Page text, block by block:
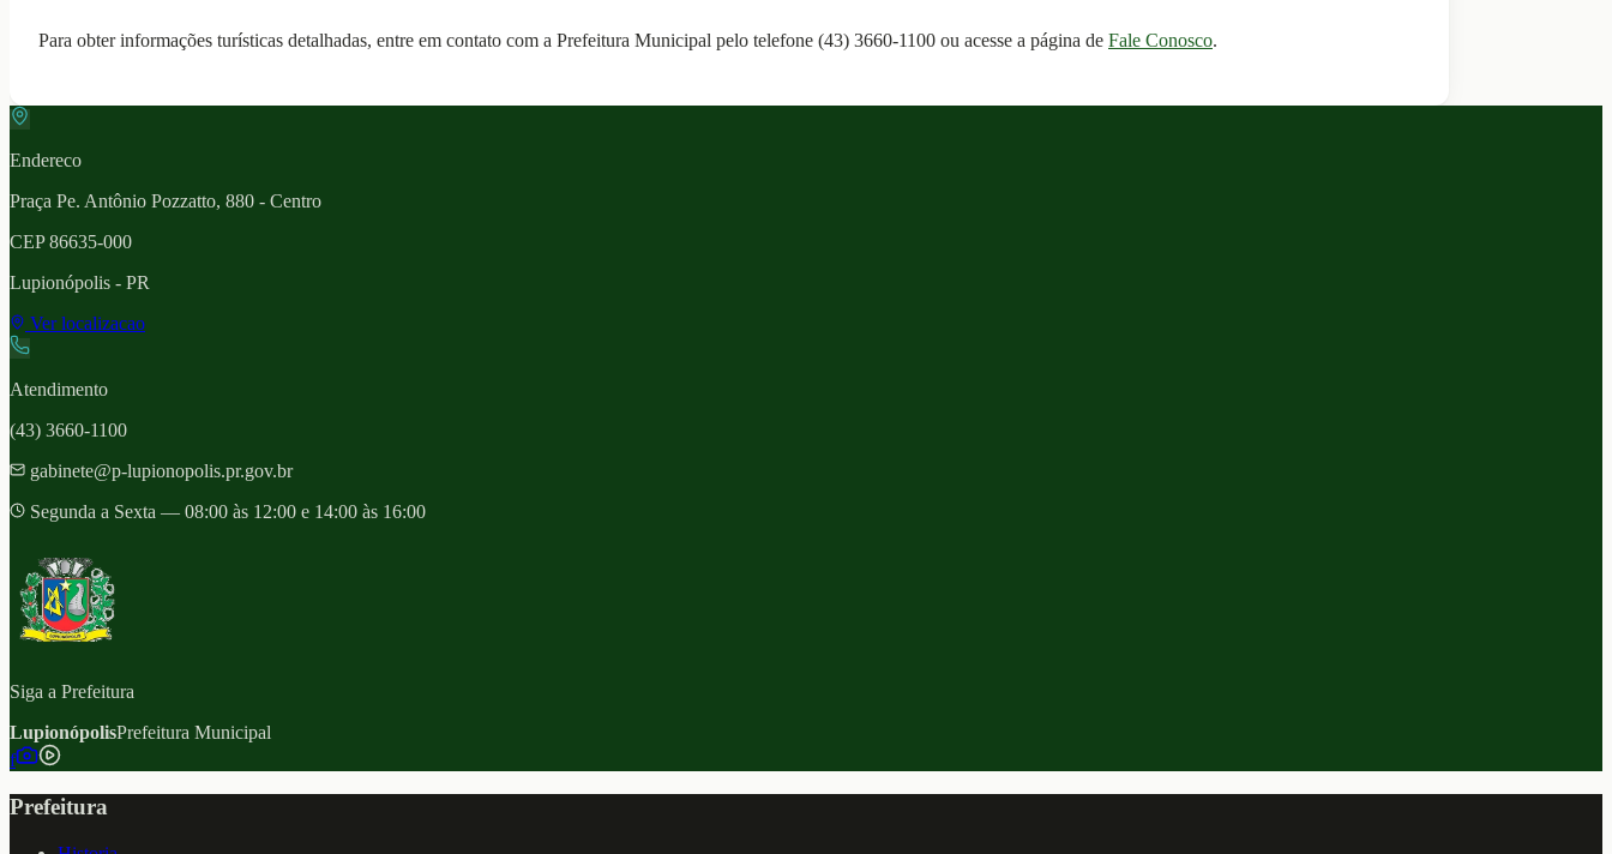
Para obter informações turísticas detalhadas, entre em contato com a Prefeitura Municipal pelo telefone (43) 3660-1100 ou acesse a página de Fale Conosco.
Endereco
Praça Pe. Antônio Pozzatto, 880 - Centro
CEP86635-000
Lupionópolis - PR
Ver localizacao
Atendimento
(43) 3660-1100
gabinete@p-lupionopolis.pr.gov.br
Segunda a Sexta — 08:00 às 12:00 e 14:00 às 16:00
Siga a Prefeitura
LupionópolisPrefeitura Municipal
f
Prefeitura